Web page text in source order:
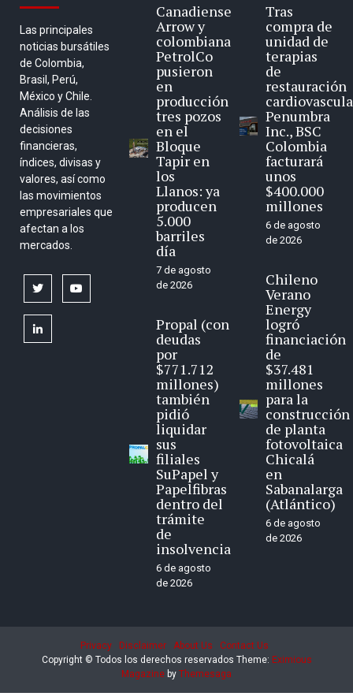
Las principales
noticias bursátiles
de Colombia,
Brasil, Perú,
México y Chile.
Análisis de las
decisiones
financieras,
índices, divisas y
valores, así como
las movimientos
empresariales que
afectan a los
mercados.
twitter
linkedin
Canadiense
Arrow y
colombiana
PetrolCo
pusieron
en
producción
tres pozos
en el
Bloque
Tapir en
los
Llanos: ya
producen
5.000
barriles
día
7 de agosto
de 2026
Propal (con
deudas
por
$771.712
millones)
también
pidió
liquidar
sus
filiales
SuPapel y
Papelfibras
dentro del
trámite
de
insolvencia
6 de agosto
de 2026
Tras
compra de
unidad de
terapias
de
restauración
Penumbra
Inc., BSC
Colombia
facturará
unos
$400.000
millones
6 de agosto
de 2026
Chileno
Verano
Energy
logró
financiación
de
$37.481
millones
para la
construcción
de planta
fotovoltaica
Chicalá
en
Sabanalarga
(Atlántico)
6 de agosto
de 2026
Privacy Disclaimer About Us
Contact Us
Copyright © Todos los derechos reservados Theme: Eximious
Magazine by Themesaga